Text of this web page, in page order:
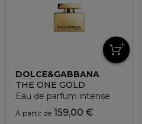
DOLCE&GABBANA
THE ONE GOLD
Eau de parfum intense
À partir de 159,00 €